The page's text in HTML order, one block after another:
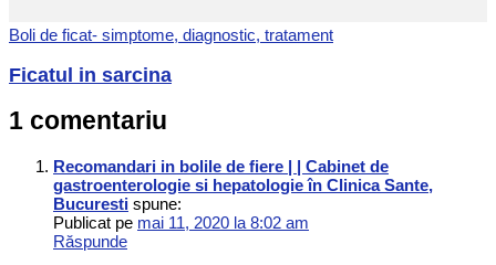
Boli de ficat- simptome, diagnostic, tratament
Ficatul in sarcina
1 comentariu
Recomandari in bolile de fiere | | Cabinet de
gastroenterologie si hepatologie în Clinica Sante,
Bucuresti spune:
Publicat pe mai 11, 2020 la 8:02 am
Răspunde